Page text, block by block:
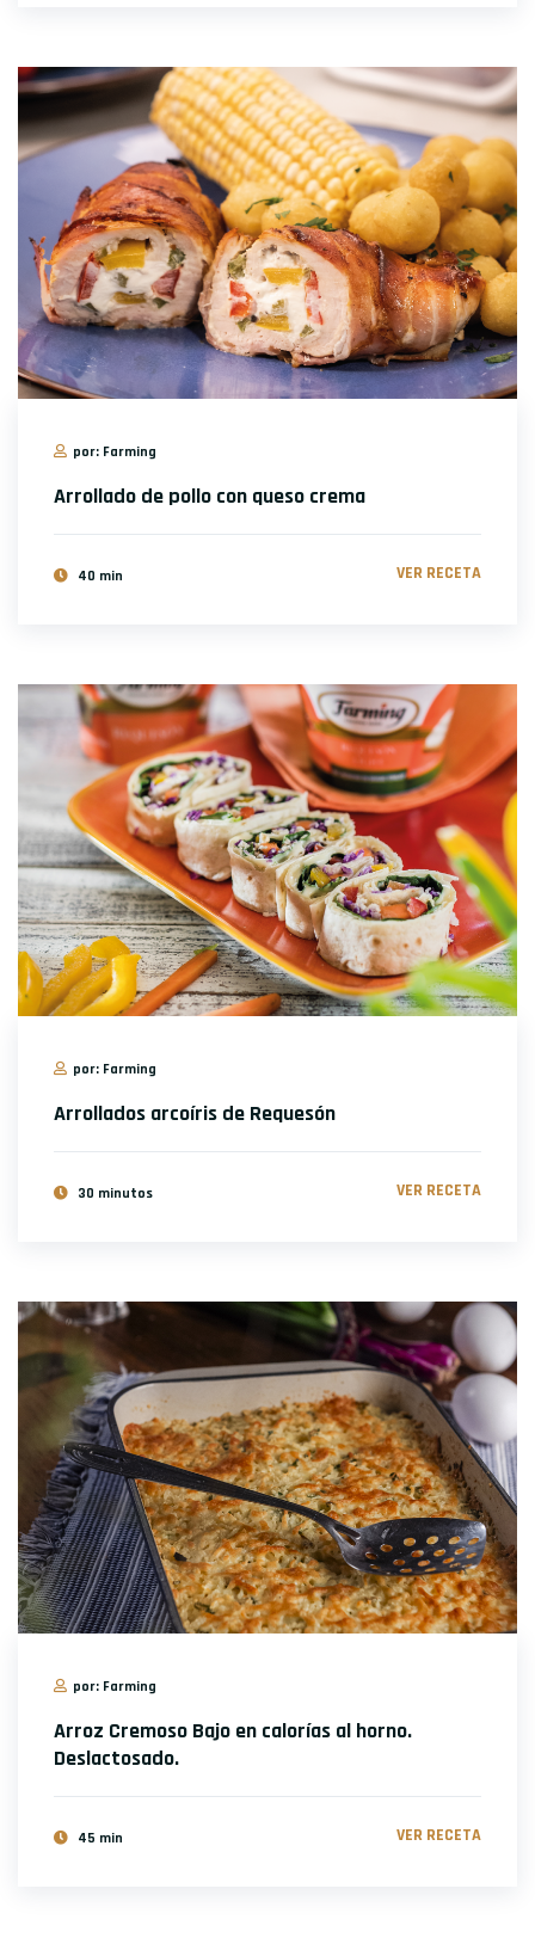
por: Farming
Arrollado de pollo con queso crema
40 min VER RECETA
por: Farming
Arrollados arcoíris de Requesón
30 minutos VER RECETA
por: Farming
Arroz Cremoso Bajo en calorías al horno.
Deslactosado.
45 min VER RECETA